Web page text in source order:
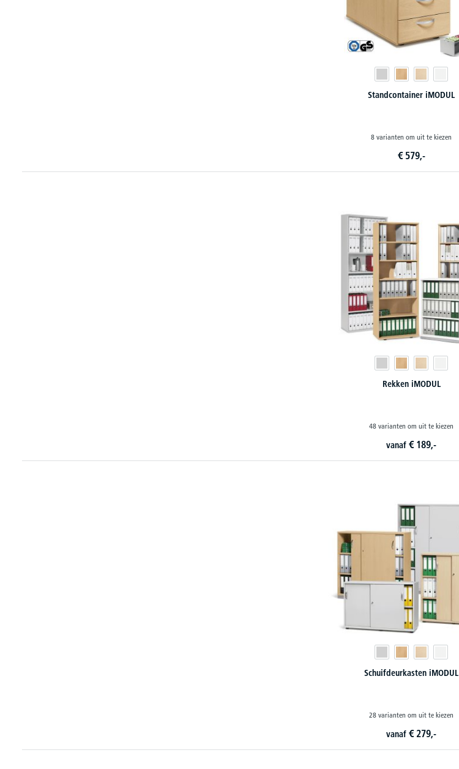
Standcontainer iMODUL
8 varianten om uit te kiezen
€ 579,-
Rekken iMODUL
48 varianten om uit te kiezen
vanaf € 189,-
Schuifdeurkasten iMODUL
28 varianten om uit te kiezen
vanaf € 279,-